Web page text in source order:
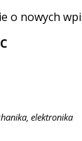
o nowych
elektronika